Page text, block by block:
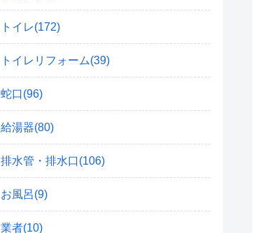
トイレ(172)
トイレリフォーム(39)
蛇口(96)
給湯器(80)
排水管・排水口(106)
お風呂(9)
業者(10)